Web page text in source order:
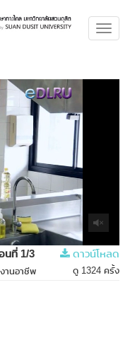
นที่ 1/3 ดาวน์โหลด
านอาชีพ ดู 1324 ครั้ง